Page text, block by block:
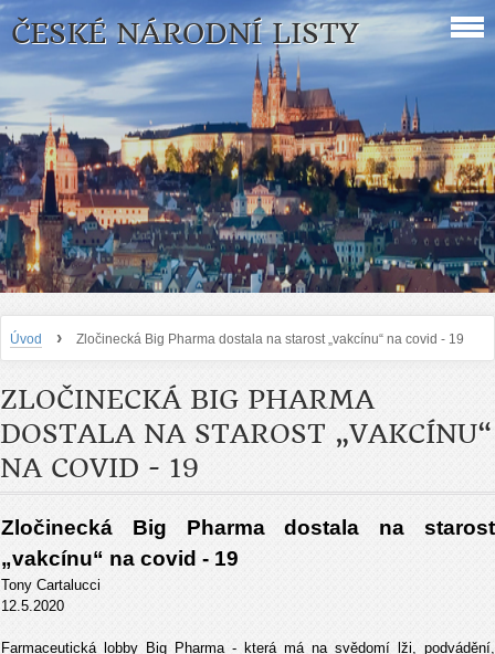
ČESKÉ NÁRODNÍ LISTY
Úvod › Zločinecká Big Pharma dostala na starost „vakcínu“ na covid - 19
ZLOČINECKÁ BIG PHARMA
DOSTALA NA STAROST „VAKCÍNU“
NA COVID - 19
Zločinecká Big Pharma dostala na starost
„vakcínu“ na covid - 19
Tony Cartalucci
12.5.2020
Farmaceutická lobby Big Pharma - která má na svědomí lži, podvádění,